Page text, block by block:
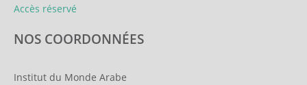
Accès réservé
NOS COORDONNÉES
Institut du Monde Arabe